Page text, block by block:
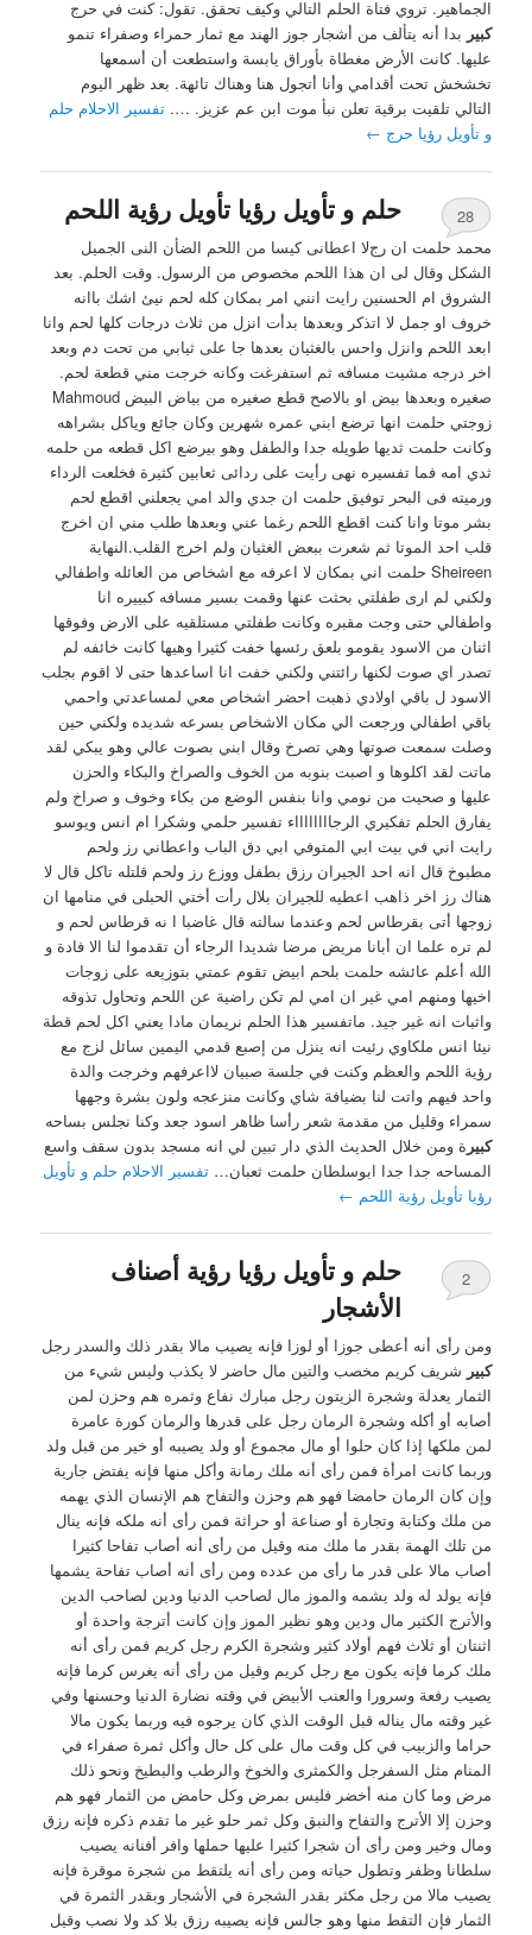
الجماهير. تروي فتاة الحلم التالي وكيف تحقق. تقول: كنت في حرج
كبير بدا أنه يتألف من أشجار جوز الهند مع ثمار حمراء وصفراء تنمو
عليها. كانت الأرض مغطاة بأوراق يابسة واستطعت أن أسمعها
تخشخش تحت أقدامي وأنا أتجول هنا وهناك تائهة. بعد ظهر اليوم
التالي تلقيت برقية تعلن نبأ موت ابن عم عزيز. ….تفسير الاحلام حلم
و تأويل رؤيا حرج ←
حلم و تأويل رؤيا تأويل رؤية اللحم
28
محمد حلمت ان رجﻻ اعطانى كيسا من اللحم الضأن النى الجميل
الشكل وقال لى ان هذا اللحم مخصوص من الرسول. وقت الحلم. بعد
الشروق ام الحسنين رايت انني امر بمكان كله لحم نيئ اشك باانه
خروف او جمل لا اتذكر وبعدها بدأت انزل من ثلاث درجات كلها لحم وانا
ابعد اللحم وانزل واحس بالغثيان بعدها جا على ثيابي من تحت دم وبعد
اخر درجه مشيت مسافه ثم استفرغت وكانه خرجت مني قطعة لحم.
صغيره وبعدها بيض او بالاصح قطع صغيره من بياض البيض Mahmoud
زوجتي حلمت انها ترضع ابني عمره شهرين وكان جائع وياكل بشراهه
وكانت حلمت ثديها طويله جدا والطفل وهو بيرضع اكل قطعه من حلمه
ثدي امه فما تفسيره نهى رأيت على ردائى ثعابين كثيرة فخلعت الرداء
ورميته فى البحر توفيق حلمت ان جدي والد امي يجعلني اقطع لحم
بشر موتا وانا كنت اقطع اللحم رغما عني وبعدها طلب مني ان اخرج
قلب احد الموتا ثم شعرت ببعض الغثيان ولم اخرج القلب.النهاية
Sheireen حلمت اني بمكان لا اعرفه مع اشخاص من العائله واطفالي
ولكني لم ارى طفلتي بحثت عنها وقمت بسير مسافه كبييره انا
واطفالي حتى وجت مقبره وكانت طفلتي مستلقيه على الارض وفوقها
اثنان من الاسود يقومو بلعق رئسها خفت كثيرا وهيها كانت خائفه لم
تصدر اي صوت لكنها رائتني ولكني خفت انا اساعدها حتى لا اقوم بجلب
الاسود ل باقي اولادي ذهبت احضر اشخاص معي لمساعدتي واحمي
باقي اطفالي ورجعت الي مكان الاشخاص بسرعه شديده ولكني حين
وصلت سمعت صوتها وهي تصرخ وقال ابني بصوت عالي وهو يبكي لقد
ماتت لقد اكلوها و اصبت بنوبه من الخوف والصراخ والبكاء والحزن
عليها و صحيت من نومي وانا بنفس الوضع من بكاء وخوف و صراخ ولم
يفارق الحلم تفكيري الرجااااااااء تفسير حلمي وشكرا ام انس ويوسو
رايت اني في بيت ابي المتوفي ابي دق الباب واعطاني رز ولحم
مطبوخ قال انه احد الجيران رزق بطفل ووزع رز ولحم قلتله تاكل قال لا
هناك رز اخر ذاهب اعطيه للجيران بلال رأت أختي الحبلى في منامها ان
زوجها أتى بقرطاس لحم وعندما سالته قال غاضبا ا نه قرطاس لحم و
لم تره علما ان أبانا مريض مرضا شديدا الرجاء أن تقدموا لنا الا فادة و
الله أعلم عائشه حلمت بلحم ابيض تقوم عمتي بتوزيعه علی زوجات
اخيها ومنهم امي غير ان امي لم تكن راضية عن اللحم وتحاول تذوقه
واثبات انه غير جيد. ماتفسير هذا الحلم نريمان مادا يعني اكل لحم قطة
نيئا انس ملكاوي رئيت انه ينزل من إصبع قدمي اليمين سائل لزج مع
رؤية اللحم والعظم وكنت في جلسة صبيان لااعرفهم وخرجت والدة
واحد فيهم واتت لنا بضيافة شاي وكانت منزعجه ولون بشرة وجهها
سمراء وقليل من مقدمة شعر رأسا ظاهر اسود جعد وكنا نجلس بساحه
كبير ة ومن خلال الحديث الذي دار تبين لي انه مسجد بدون سقف واسع
المساحه جدا جدا ابوسلطان حلمت ثعبان…تفسير الاحلام حلم و تأويل
رؤيا تأويل رؤية اللحم ←
حلم و تأويل رؤيا رؤية أصناف
الأشجار
2
ومن رأى أنه أعطى جوزا أو لوزا فإنه يصيب مالا بقدر ذلك والسدر رجل
كبير شريف كريم مخصب والتين مال حاضر لا يكذب وليس شيء من
الثمار يعدلة وشجرة الزيتون رجل مبارك نفاع وثمره هم وحزن لمن
أصابه أو أكله وشجرة الرمان رجل على قدرها والرمان كورة عامرة
لمن ملكها إذا كان حلوا أو مال مجموع أو ولد يصيبه أو خير من قبل ولد
وربما كانت امرأة فمن رأى أنه ملك رمانة وأكل منها فإنه يفتض جارية
وإن كان الرمان حامضا فهو هم وحزن والتفاح هم الإنسان الذي يهمه
من ملك وكتابة وتجارة أو صناعة أو حراثة فمن رأى أنه ملكه فإنه ينال
من تلك الهمة بقدر ما ملك منه وقيل من رأى أنه أصاب تفاحا كثيرا
أصاب مالا على قدر ما رأى من عدده ومن رأى أنه أصاب تفاحة يشمها
فإنه يولد له ولد يشمه والموز مال لصاحب الدنيا ودين لصاحب الدين
والأترج الكثير مال ودين وهو نظير الموز وإن كانت أترجة واحدة أو
اثنتان أو ثلاث فهم أولاد كثير وشجرة الكرم رجل كريم فمن رأى أنه
ملك كرما فإنه يكون مع رجل كريم وقيل من رأى أنه يغرس كرما فإنه
يصيب رفعة وسرورا والعنب الأبيض في وقته نضارة الدنيا وحسنها وفي
غير وقته مال يناله قبل الوقت الذي كان يرجوه فيه وربما يكون مالا
حراما والزبيب في كل وقت مال على كل حال وأكل ثمرة صفراء في
المنام مثل السفرجل والكمثرى والخوخ والرطب والبطيخ ونحو ذلك
مرض وما كان منه أخضر فليس بمرض وكل حامض من الثمار فهو هم
وحزن إلا الأترج والتفاح والنبق وكل ثمر حلو غير ما تقدم ذكره فإنه رزق
ومال وخير ومن رأى أن شجرا كثيرا عليها حملها وافر أفنانه يصيب
سلطانا وظفر وتطول حياته ومن رأى أنه يلتقط من شجرة موقرة فإنه
يصيب مالا من رجل مكثر بقدر الشجرة في الأشجار وبقدر الثمرة في
الثمار فإن التقط منها وهو جالس فإنه يصيبه رزق بلا كد ولا نصب وقيل